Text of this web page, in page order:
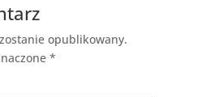
opublikowany.
*